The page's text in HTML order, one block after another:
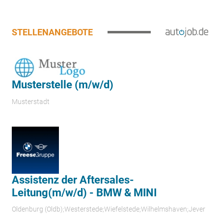
STELLENANGEBOTE
Musterstelle (m/w/d)
Musterstadt
Assistenz der Aftersales-
Leitung(m/w/d) - BMW & MINI
Oldenburg (Oldb);Westerstede;Wiefelstede;Wilhelmshaven;Jever